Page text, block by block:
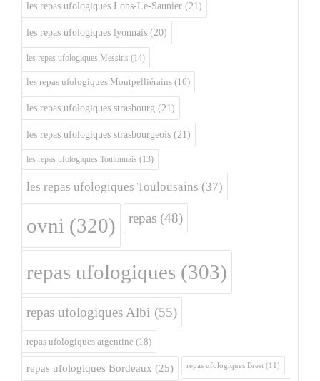
les repas ufologiques Lons-Le-Saunier (21)
les repas ufologiques lyonnais (20)
les repas ufologiques Messins (14)
les repas ufologiques Montpelliérains (16)
les repas ufologiques strasbourg (21)
les repas ufologiques strasbourgeois (21)
les repas ufologiques Toulonnais (13)
les repas ufologiques Toulousains (37)
ovni (320) repas (48)
repas ufologiques (303)
repas ufologiques Albi (55)
repas ufologiques argentine (18)
repas ufologiques Bordeaux (25) repas ufologiques Brest (11)